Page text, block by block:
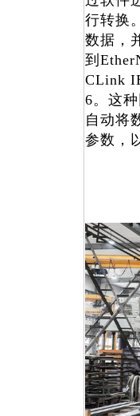
行转换
数据，
到
CLink
6。这
自动将
参数，